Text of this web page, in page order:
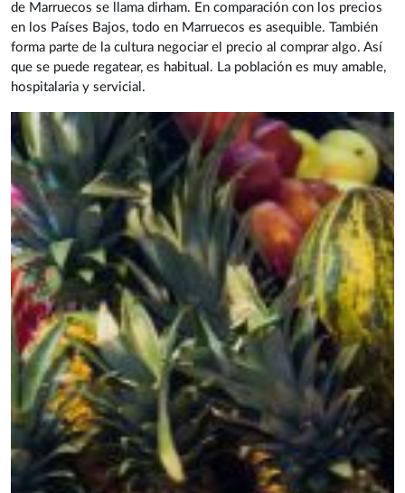
de Marruecos se llama dirham. En comparación con los precios
en los Países Bajos, todo en Marruecos es asequible. También
forma parte de la cultura negociar el precio al comprar algo. Así
que se puede regatear, es habitual. La población es muy amable,
hospitalaria y servicial.